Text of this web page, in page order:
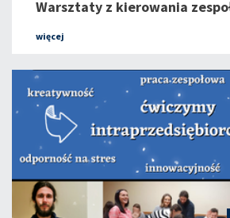
Warsztaty z kierowania
więcej